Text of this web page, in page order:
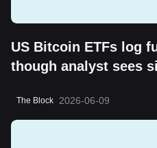
US Bitcoin ETFs log
though analyst sees
The Block 2026-06-09